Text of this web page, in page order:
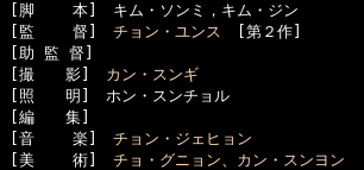
[脚    本]　キム・ソンミ，キム・ジン
[監    督] チョン・ユンス [第２作]
[助 監 督]
[撮　　影] カン・スンギ
[照　　明]　ホン・スンチョル
[編　　集]
[音    楽] チョン・ジェヒョン
[美    術] チョ・グニョン、 カン・スンヨン